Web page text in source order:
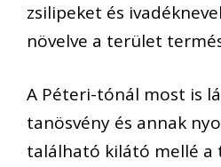
zsilipeket és
növelve a terület
A Péteri-tónál most is
tanösvény és annak
található kilátó mellé a